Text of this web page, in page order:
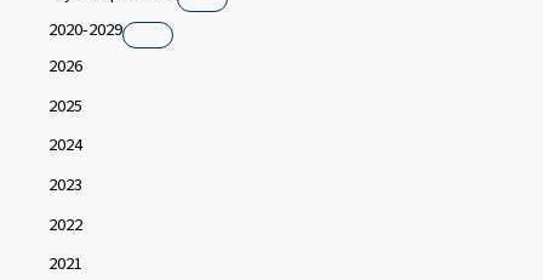
2020-2029
2026
2025
2024
2023
2022
2021